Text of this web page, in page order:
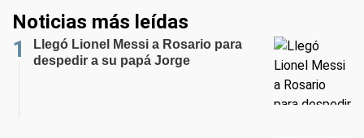
Noticias más leídas
Llegó Lionel Messi a Rosario para
despedir a su papá Jorge